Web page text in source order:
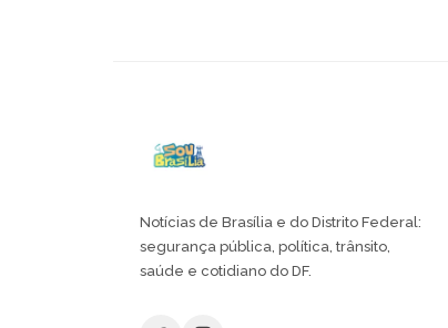
Notícias de Brasília e do Distrito Federal:
segurança pública, política, trânsito,
saúde e cotidiano do DF.